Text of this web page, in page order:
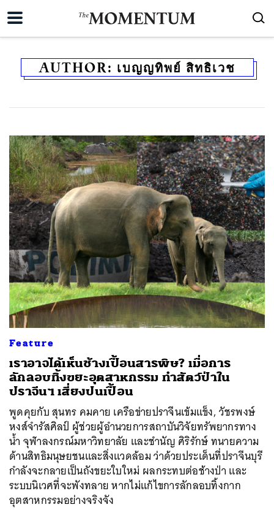
AUTHOR: เบญญทิพย์ สิทธิเวช
Feature
เราอาจได้เห็นช้างเปื้อนสารพิษ? เมื่อการ
ลักลอบทิ้งขยะอุตสาหกรรม ทำสัตว์ป่าใน
ปราจีนฯ เสี่ยงปนเปื้อน
พูดคุยกับ สุนทร คมคาย เครือข่ายปราจีนเข้มแข็ง, วัชรพงษ์
หงส์จำรัสศิลป์ ผู้ช่วยผู้อำนวยการสถาบันวิจัยทรัพยากรทาง
น้ำ จุฬาลงกรณ์มหาวิทยาลัย และชำนัญ ศิริรักษ์ ทนายความ
ด้านสิทธิมนุษยชนและสิ่งแวดล้อม ว่าด้วยประเด็นที่ปราจีนบุรี
กำลังจะกลายเป็นถังขยะใบใหม่ ผลกระทบต่อช้างป่า และ
ระบบนิเวศที่จะพังทลาย หากไม่แก้ไขการลักลอบทิ้งกาก
อุตสาหกรรมอย่างจริงจัง